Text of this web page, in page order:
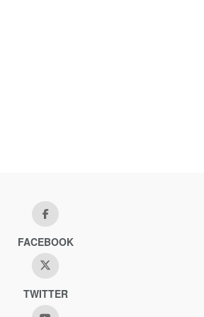
FACEBOOK
TWITTER